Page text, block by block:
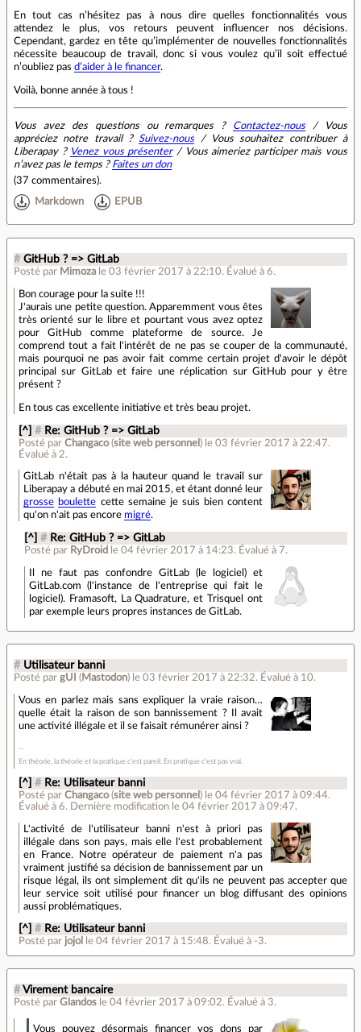
En tout cas n’hésitez pas à nous dire quelles fonctionnalités vous
attendez le plus, vos retours peuvent influencer nos décisions.
Cependant, gardez en tête qu’implémenter de nouvelles fonctionnalités
nécessite beaucoup de travail, donc si vous voulez qu’il soit effectué
n’oubliez pas d’aider à le financer.
Voilà, bonne année à tous !
Vous avez des questions ou remarques ? Contactez-nous/ Vous
appréciez notre travail ? Suivez-nous/ Vous souhaitez contribuer à
Liberapay ? Venez vous présenter/ Vous aimeriez participer mais vous
n’avez pas le temps ? Faites un don
(37 commentaires).
Markdown EPUB
# GitHub ? => GitLab
Posté par Mimoza le 03 février 2017 à 22:10. Évalué à 6.
Bon courage pour la suite !!!
J'aurais une petite question. Apparemment vous êtes
très orienté sur le libre et pourtant vous avez optez
pour GitHub comme plateforme de source. Je
comprend tout a fait l'intérêt de ne pas se couper de la communauté,
mais pourquoi ne pas avoir fait comme certain projet d'avoir le dépôt
principal sur GitLab et faire une réplication sur GitHub pour y être
présent ?
En tous cas excellente initiative et très beau projet.
[^] # Re: GitHub ? => GitLab
Posté parChangaco(site web personnel ) le 03 février 2017 à 22:47.
Évalué à 2.
GitLab n'était pas à la hauteur quand le travail sur
Liberapay a débuté en mai 2015, et étant donné leur
grosse boulette cette semaine je suis bien content
qu'on n'ait pas encore migré.
[^] # Re: GitHub ? => GitLab
Posté par RyDroid le 04 février 2017 à 14:23. Évalué à 7.
Il ne faut pas confondre GitLab (le logiciel) et
GitLab.com (l'instance de l'entreprise qui fait le
logiciel). Framasoft, La Quadrature, et Trisquel ont
par exemple leurs propres instances de GitLab.
# Utilisateur banni
Posté par gUI ( Mastodon) le 03 février 2017 à 22:32. Évalué à 10.
Vous en parlez mais sans expliquer la vraie raison…
quelle était la raison de son bannissement ? Il avait
une activité illégale et il se faisait rémunérer ainsi ?
En théorie, la théorie et la pratique c'est pareil. En pratique c'est pas vrai.
[^] # Re: Utilisateur banni
Posté parChangaco(site web personnel ) le 04 février 2017 à 09:44.
Évalué à6. Dernière modification le 04 février 2017 à 09:47.
L'activité de l'utilisateur banni n'est à priori pas
illégale dans son pays, mais elle l'est probablement
en France. Notre opérateur de paiement n'a pas
vraiment justifié sa décision de bannissement par un
risque légal, ils ont simplement dit qu'ils ne peuvent pas accepter que
leur service soit utilisé pour financer un blog diffusant des opinions
aussi problématiques.
[^] # Re: Utilisateur banni
Posté par jojol le 04 février 2017 à 15:48. Évalué à -3.
# Virement bancaire
Posté par Glandos le 04 février 2017 à 09:02. Évalué à 3.
Vous pouvez désormais financer vos dons par